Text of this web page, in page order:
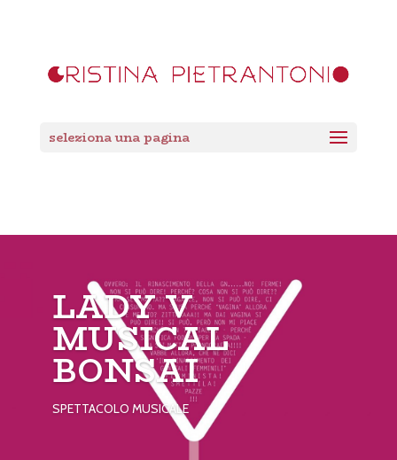
seleziona una pagina
LADY V
MUSICAL
BONSAI
SPETTACOLO MUSICALE